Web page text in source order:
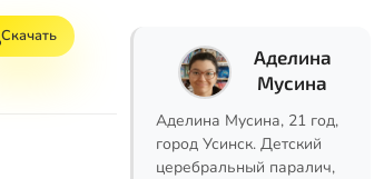
Скачать
Аделина
Мусина
Аделина Мусина, 21 год,
город Усинск. Детский
церебральный паралич,